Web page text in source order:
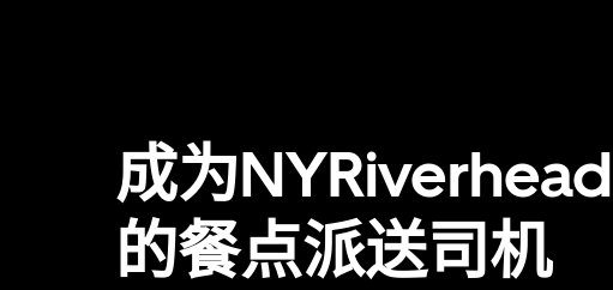
成为NYRiverhead
的餐点派送司机